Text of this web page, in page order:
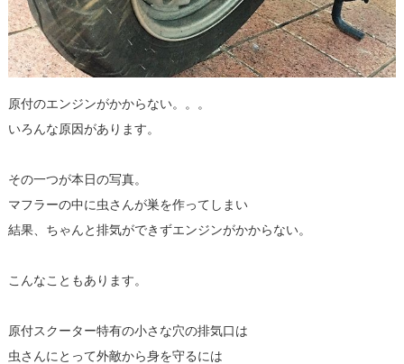
原付のエンジンがかからない。。。
いろんな原因があります。
その一つが本日の写真。
マフラーの中に虫さんが巣を作ってしまい
結果、ちゃんと排気ができずエンジンがかからない。
こんなこともあります。
原付スクーター特有の小さな穴の排気口は
虫さんにとって外敵から身を守るには